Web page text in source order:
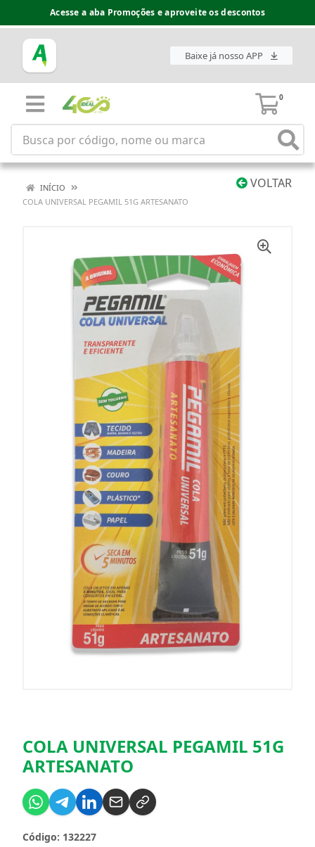
Acesse a aba Promoções e aproveite os descontos
Baixe já nosso APP
0
VOLTAR
INÍCIO
COLA UNIVERSAL PEGAMIL 51G ARTESANATO
COLA UNIVERSAL PEGAMIL 51G
ARTESANATO
Código: 132227